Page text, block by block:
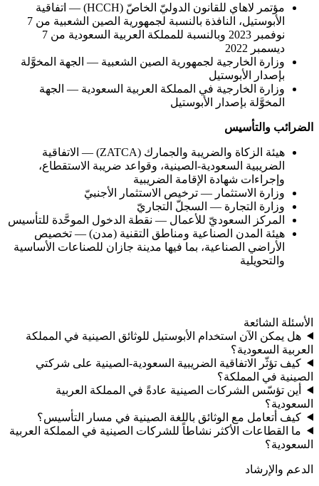
مؤتمر لاهاي للقانون الدوليّ الخاصّ (HCCH) — اتفاقية
الأبوستيل، النافذة بالنسبة لجمهورية الصين الشعبية من 7
نوفمبر 2023 وبالنسبة للمملكة العربية السعودية من 7
ديسمبر 2022
وزارة الخارجية لجمهورية الصين الشعبية — الجهة المخوَّلة
بإصدار الأبوستيل
وزارة الخارجية في المملكة العربية السعودية — الجهة
المخوَّلة بإصدار الأبوستيل
الضرائب والتأسيس
هيئة الزكاة والضريبة والجمارك (ZATCA) — الاتفاقية
الضريبية السعودية-الصينية، وقواعد ضريبة الاستقطاع،
وإجراءات شهادة الإقامة الضريبية
وزارة الاستثمار — ترخيص الاستثمار الأجنبيّ
وزارة التجارة — السجلّ التجاريّ
المركز السعوديّ للأعمال — نقطة الدخول الموحَّدة للتأسيس
هيئة المدن الصناعية ومناطق التقنية (مدن) — تخصيص
الأراضي الصناعية، بما فيها مدينة جازان للصناعات الأساسية
والتحويلية
الأسئلة الشائعة
هل يمكن الآن استخدام الأبوستيل للوثائق الصينية في المملكة
العربية السعودية؟
كيف تؤثّر الاتفاقية الضريبية السعودية-الصينية على شركتي
الصينية في المملكة؟
أين تؤسّس الشركات الصينية عادةً في المملكة العربية
السعودية؟
كيف أتعامل مع الوثائق باللغة الصينية في مسار التأسيس؟
ما القطاعات الأكثر نشاطاً للشركات الصينية في المملكة العربية
السعودية؟
الدعم والإرشاد